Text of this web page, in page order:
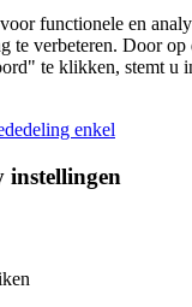
functionele en
te verbeteren. Door op
te klikken, stemt u
enkel
instellingen